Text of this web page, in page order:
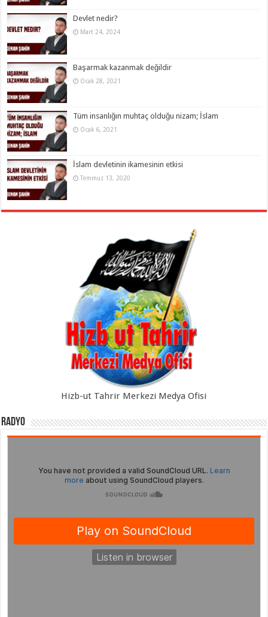
Devlet nedir?
Mart 24, 2024
Başarmak kazanmak değildir
Ocak 28, 2021
Tüm insanlığın muhtaç olduğu nizam; İslam
Ocak 6, 2021
İslam devletinin ikamesinin etkisi
Temmuz 13, 2020
Hizb-ut Tahrir Merkezi Medya Ofisi
Radyo